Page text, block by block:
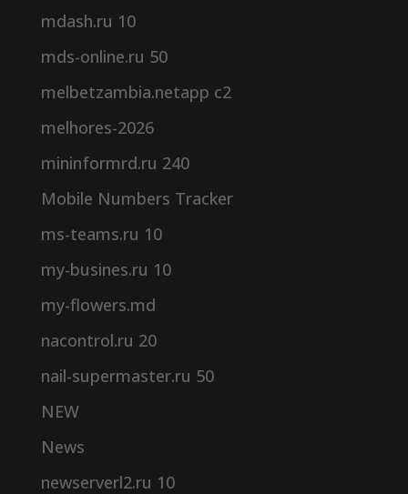
mdash.ru 10
mds-online.ru 50
melbetzambia.netapp c2
melhores-2026
mininformrd.ru 240
Mobile Numbers Tracker
ms-teams.ru 10
my-busines.ru 10
my-flowers.md
nacontrol.ru 20
nail-supermaster.ru 50
NEW
News
newserverl2.ru 10